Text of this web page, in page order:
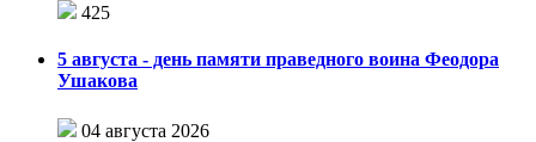
425
5 августа - день памяти праведного воина Феодора
Ушакова
04 августа 2026